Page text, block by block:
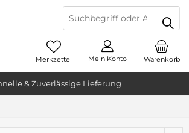
& Zuverlässige Lieferung
Warenkorb
Merkzettel Mein Konto